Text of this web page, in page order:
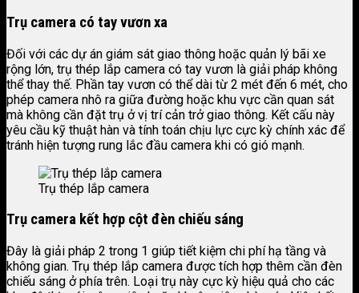
Trụ camera có tay vươn xa
Đối với các dự án giám sát giao thông hoặc quản lý bãi xe
rộng lớn, trụ thép lắp camera có tay vươn là giải pháp không
thể thay thế. Phần tay vươn có thể dài từ 2 mét đến 6 mét, cho
phép camera nhô ra giữa đường hoặc khu vực cần quan sát
mà không cần đặt trụ ở vị trí cản trở giao thông. Kết cấu này
yêu cầu kỹ thuật hàn và tính toán chịu lực cực kỳ chính xác để
tránh hiện tượng rung lắc đầu camera khi có gió mạnh.
Trụ thép lắp camera
Trụ camera kết hợp cột đèn chiếu sáng
Đây là giải pháp 2 trong 1 giúp tiết kiệm chi phí hạ tầng và
không gian. Trụ thép lắp camera được tích hợp thêm cần đèn
chiếu sáng ở phía trên. Loại trụ này cực kỳ hiệu quả cho các